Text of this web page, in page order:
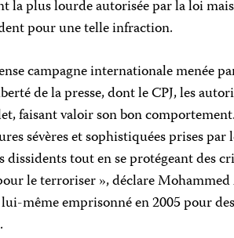
la plus lourde autorisée par la loi
pour une telle infraction.
campagne internationale menée
de la presse, dont le CPJ, les
faisant valoir son bon
sévères et sophistiquées prises
dissidents tout en se protégeant des
le terroriser », déclare
même emprisonné en 2005 pour